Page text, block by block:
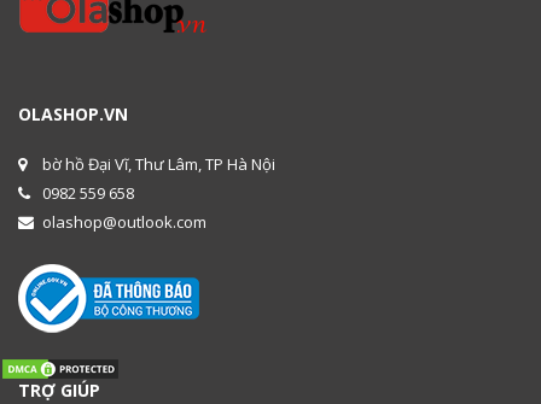
OLASHOP.VN
bờ hồ Đại Vĩ, Thư Lâm, TP Hà Nội
0982 559 658
olashop@outlook.com
TRỢ GIÚP